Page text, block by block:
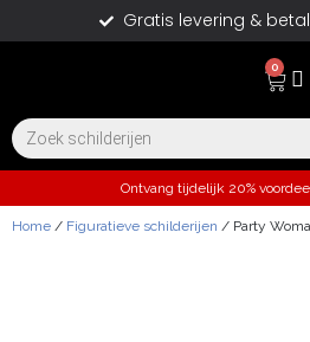
Gratis levering &
0
Ontvang tijdelijk 20%
Home / Figuratieve schilderijen / Party